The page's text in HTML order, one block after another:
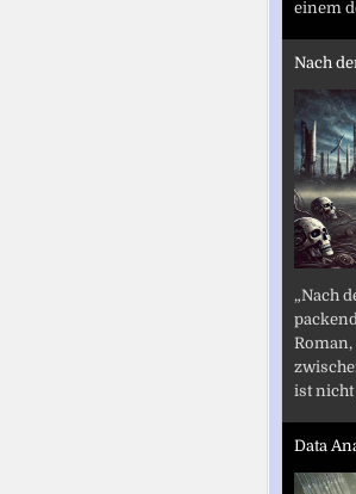
einem
Nach
„Nach
ist nicht
Data